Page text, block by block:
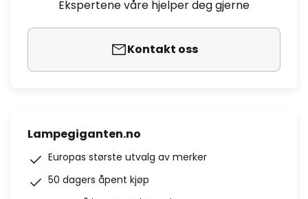
Ekspertene våre hjelper deg gjerne
Kontakt oss
Lampegiganten.no
Europas største utvalg av merker
50 dagers åpent kjøp